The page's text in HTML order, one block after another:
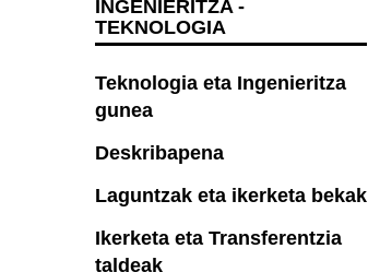
INGENIERITZA -
TEKNOLOGIA
Teknologia eta Ingenieritza
gunea
Deskribapena
Laguntzak eta ikerketa bekak
Ikerketa eta Transferentzia
taldeak